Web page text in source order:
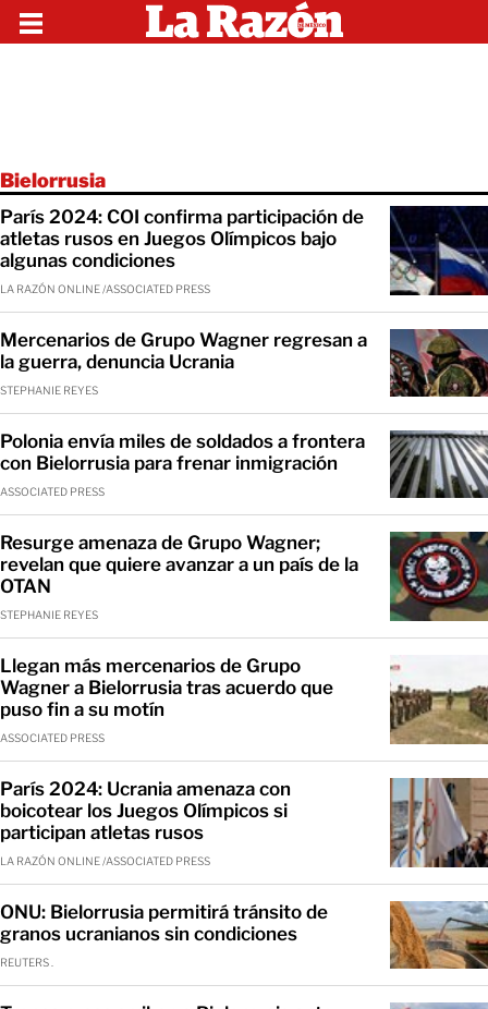
Bielorrusia
París 2024: COI confirma participación de
atletas rusos en Juegos Olímpicos bajo
algunas condiciones
LA RAZÓN ONLINE /ASSOCIATED PRESS
Mercenarios de Grupo Wagner regresan a
la guerra, denuncia Ucrania
STEPHANIE REYES
Polonia envía miles de soldados a frontera
con Bielorrusia para frenar inmigración
ASSOCIATED PRESS
Resurge amenaza de Grupo Wagner;
revelan que quiere avanzar a un país de la
OTAN
STEPHANIE REYES
Llegan más mercenarios de Grupo
Wagner a Bielorrusia tras acuerdo que
puso fin a su motín
ASSOCIATED PRESS
París 2024: Ucrania amenaza con
boicotear los Juegos Olímpicos si
participan atletas rusos
LA RAZÓN ONLINE /ASSOCIATED PRESS
ONU: Bielorrusia permitirá tránsito de
granos ucranianos sin condiciones
REUTERS .